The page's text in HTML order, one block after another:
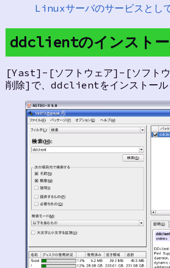
Linuxサーバのサービスとし
ddclientのインスト
[Yast]-[ソフトウェア]-[ソフトウ
削除]で、ddclientをインストール